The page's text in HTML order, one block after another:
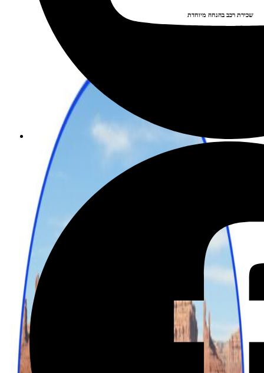
שכירת רכב בהנחה מיוחדת